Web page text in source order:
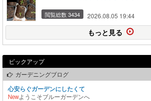
閲覧総数 3434 2026.08.05 19:44
もっと見る
ピックアップ
ガーデニングブログ
心安らぐガーデンにしたくて
Newようこそブルーガーデンへ